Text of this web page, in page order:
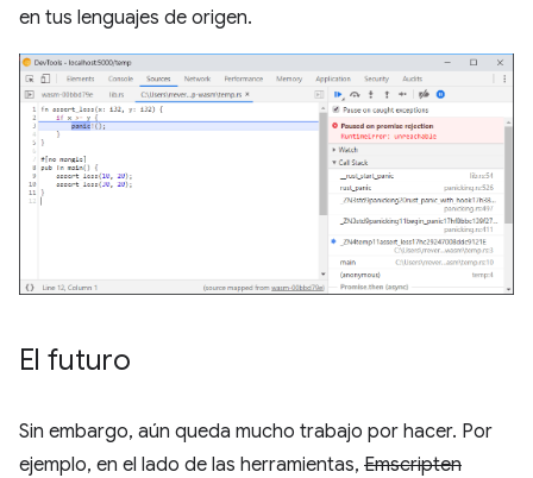
en tus lenguajes de origen.
El futuro
Sin embargo, aún queda mucho trabajo por hacer. Por
ejemplo, en el lado de las herramientas, Emscripten